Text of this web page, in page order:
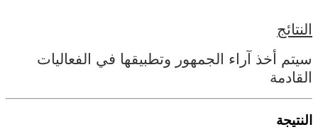
النتائج
سيتم أخذ آراء الجمهور وتطبيقها في الفعاليات
القادمة
النتيجة